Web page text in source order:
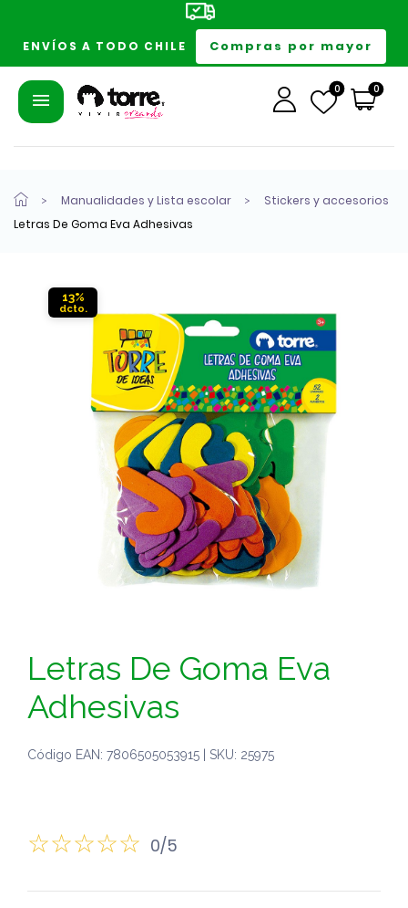
ENVÍOS A TODO CHILE Compras por mayor
0 0
Manualidades y Lista escolar
Stickers y accesorios
Letras De Goma Eva Adhesivas
13%
Letras De Goma Eva
Adhesivas
Código EAN: 7806505053915 | SKU: 25975
0/5